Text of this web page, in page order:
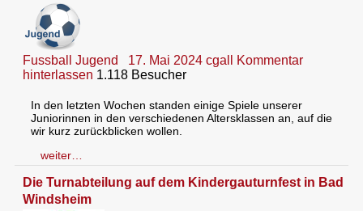
Fussball Jugend 17. Mai 2024 cgall
Kommentar
hinterlassen 1.118 Besucher
In den letzten Wochen standen einige Spiele unserer
Juniorinnen in den verschiedenen Altersklassen an, auf die
wir kurz zurückblicken wollen.
weiter…
Die Turnabteilung auf dem Kindergauturnfest in Bad
Windsheim